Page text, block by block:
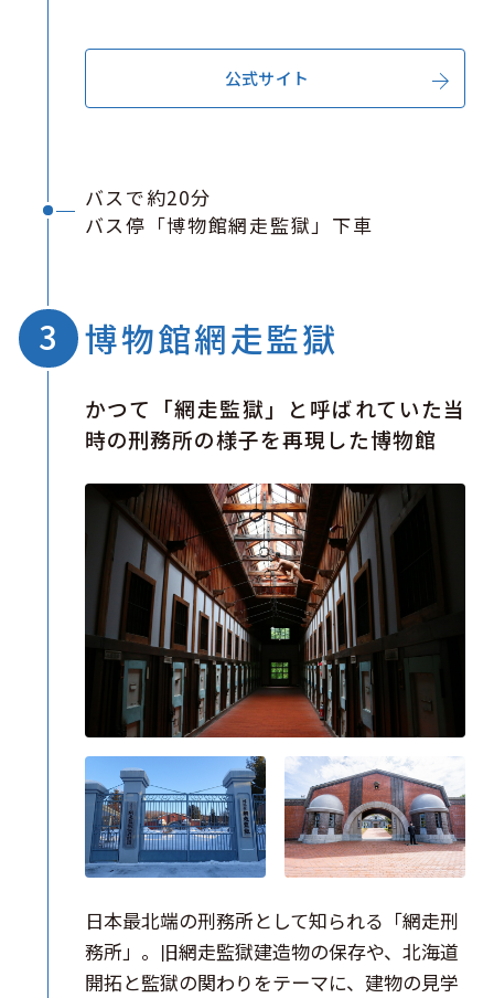
公式サイト
バスで約20分
バス停「博物館網走監獄」下車
博物館網走監獄
かつて「網走監獄」と呼ばれていた当
時の刑務所の様子を再現した博物館
日本最北端の刑務所として知られる「網走刑
務所」。旧網走監獄建造物の保存や、北海道
開拓と監獄の関わりをテーマに、建物の見学